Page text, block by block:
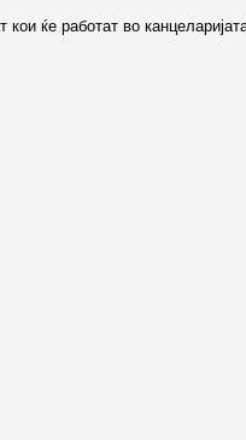
ќе работат во